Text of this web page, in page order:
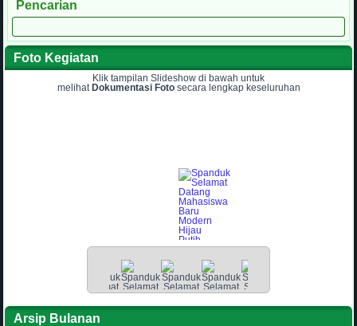
Pencarian
Foto Kegiatan
Klik tampilan Slideshow di bawah untuk
melihat Dokumentasi Fotosecara lengkap keseluruhan
Arsip Bulanan